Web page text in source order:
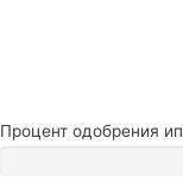
Процент одобрения